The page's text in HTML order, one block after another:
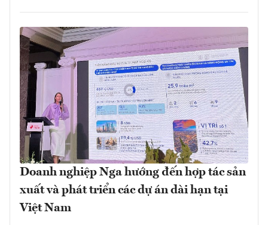
Doanh nghiệp Nga hướng đến hợp tác sản
xuất và phát triển các dự án dài hạn tại
Việt Nam